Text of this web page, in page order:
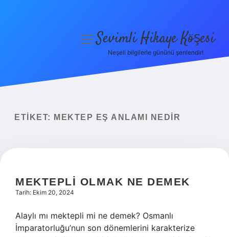
Yasal Uyarı
menüyüSevimli Hikaye Köşesi
Neşeli bilgilerle gününü şenlendir!
ETIKET: MEKTEP EŞ ANLAMI NEDIR
MEKTEPLI OLMAK NE DEMEK
Tarih: Ekim 20, 2024
Alaylı mı mektepli mi ne demek? Osmanlı
İmparatorluğu’nun son dönemlerini karakterize